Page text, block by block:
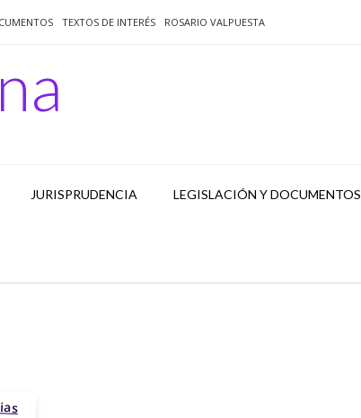
TEXTOS DE INTERÉS ROSARIO VALPUESTA
JURISPRUDENCIA LEGISLACIÓN Y DOCUMENTOS